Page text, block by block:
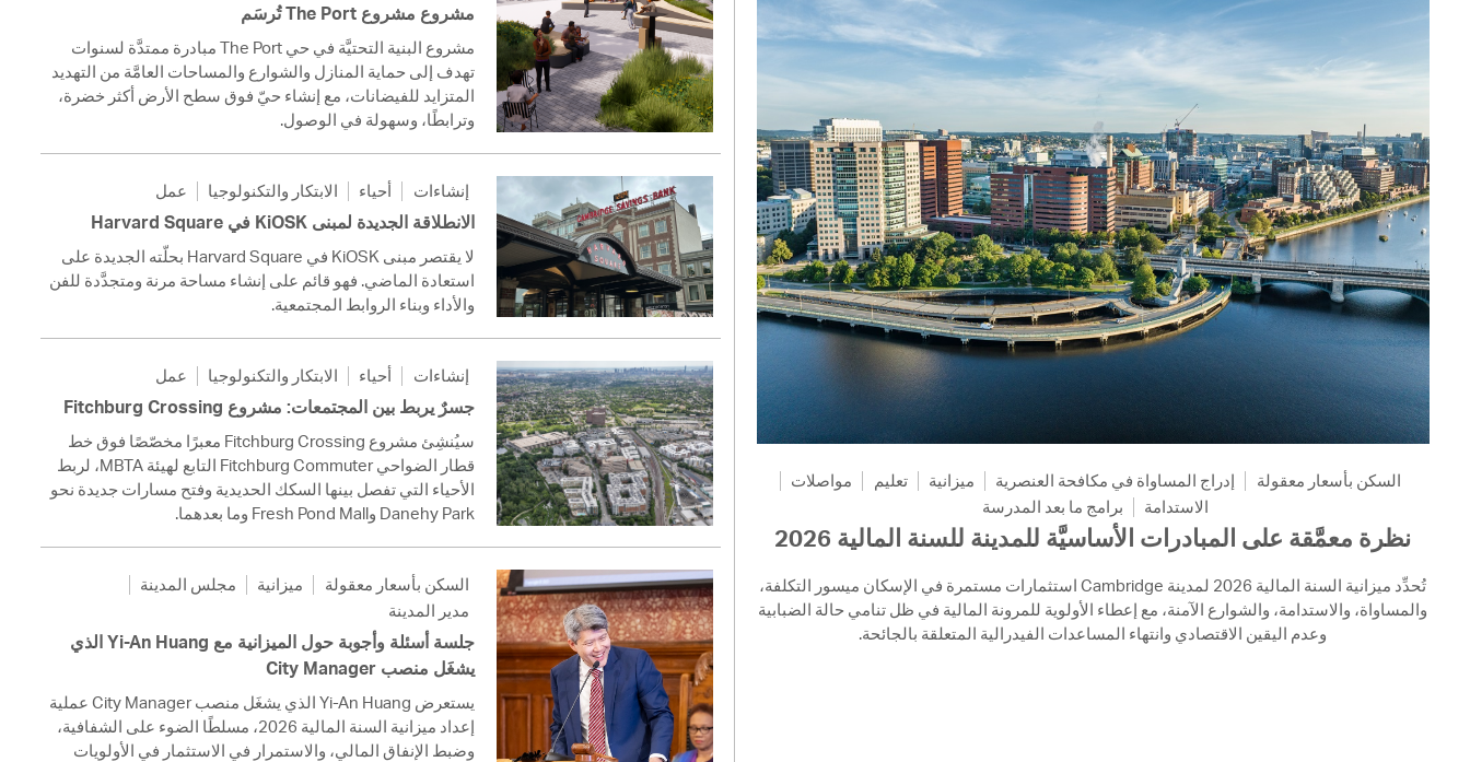
مشروع مشروع The Port تُرسَم
مشروع البنية التحتيَّة في حي The Port مبادرة ممتدَّة لسنوات
تهدف إلى حماية المنازل والشوارع والمساحات العامَّة من التهديد
المتزايد للفيضانات، مع إنشاء حيّ فوق سطح الأرض أكثر خضرة،
وترابطًا، وسهولة في الوصول.
إنشاءات أحياء الابتكار والتكنولوجيا عمل
الانطلاقة الجديدة لمبنى KiOSK في Harvard Square
لا يقتصر مبنى KiOSK في Harvard Square بحلّته الجديدة على
استعادة الماضي. فهو قائم على إنشاء مساحة مرنة ومتجدَّدة للفن
والأداء وبناء الروابط المجتمعية.
إنشاءات أحياء الابتكار والتكنولوجيا عمل
جسرٌ يربط بين المجتمعات: مشروع Fitchburg Crossing
سيُنشِئ مشروع Fitchburg Crossing معبرًا مخصّصًا فوق خط
قطار الضواحي Fitchburg Commuter التابع لهيئة MBTA، لربط
الأحياء التي تفصل بينها السكك الحديدية وفتح مسارات جديدة نحو
Danehy Park وFresh Pond Mall وما بعدهما.
السكن بأسعار معقولة ميزانية
مجلس المدينة
مدير المدينة
جلسة أسئلة وأجوبة حول الميزانية مع Yi-An Huang الذي
يشغَل منصب City Manager
يستعرض Yi-An Huang الذي يشغَل منصب City Manager عملية
إعداد ميزانية السنة المالية 2026، مسلطًا الضوء على الشفافية،
وضبط الإنفاق المالي، والاستمرار في الاستثمار في الأولويات
السكن بأسعار معقولة إدراج المساواة في مكافحة العنصرية ميزانية تعليم
مواصلات
الاستدامة
برامج ما بعد المدرسة
نظرة معمَّقة على المبادرات الأساسيَّة للمدينة للسنة المالية 2026
تُحدِّد ميزانية السنة المالية 2026 لمدينة Cambridge استثمارات مستمرة في الإسكان ميسور التكلفة،
والمساواة، والاستدامة، والشوارع الآمنة، مع إعطاء الأولوية للمرونة المالية في ظل تنامي حالة الضبابية
وعدم اليقين الاقتصادي وانتهاء المساعدات الفيدرالية المتعلقة بالجائحة.